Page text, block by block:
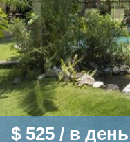
$ 525 / в день